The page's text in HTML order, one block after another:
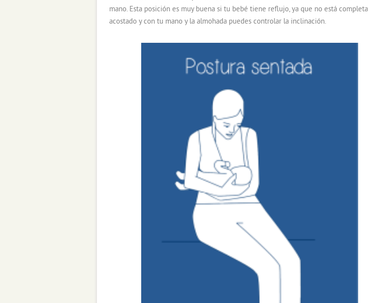
mano. Esta posición es muy buena si tu bebé tiene reflujo, ya que no está
acostado y con tu mano y la almohada puedes controlar la inclinación.